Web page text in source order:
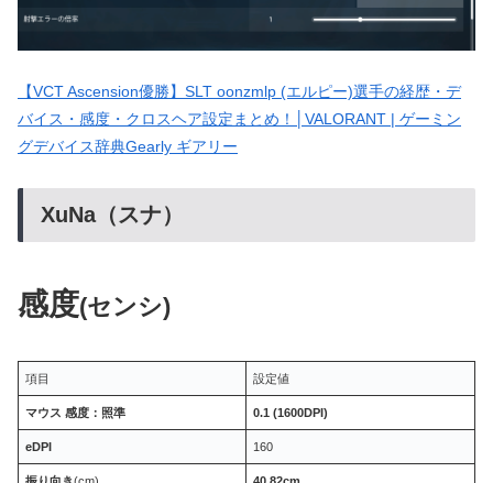
【VCT Ascension優勝】SLT oonzmlp (エルピー)選手の経歴・デ
バイス・感度・クロスヘア設定まとめ！│VALORANT | ゲーミン
グデバイス辞典Gearly ギアリー
XuNa（スナ）
感度(センシ)
項目 設定値
マウス 感度：照準 0.1 (1600DPI)
eDPI 160
振り向き(cm) 40.82cm